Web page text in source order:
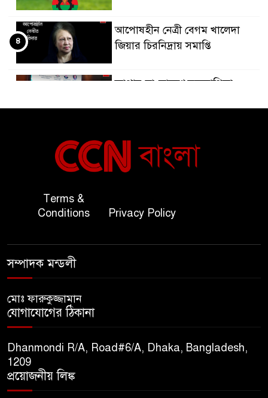
আপোষহীন নেত্রী বেগম খালেদা
জিয়ার চিরনিদ্রায় সমাপ্তি
৪
জাপান-বাংলাদেশ সহযোগিতা
এবং সহ-পররাষ্ট্রমন্ত্রীর সৌজন্য
সাক্ষাৎ
অতিরিক্ত পুলিশ মহাপরিদর্শক
৮
৯
সুমাইয়া হারুন: মিস মাল্টিন্যাশনাল
১০
Terms &
Conditions
Privacy Policy
সম্পাদক মন্ডলী
মোঃ ফারুকুজ্জামান
যোগাযোগের ঠিকানা
Dhanmondi R/A, Road#6/A, Dhaka, Bangladesh,
1209
প্রয়োজনীয় লিঙ্ক